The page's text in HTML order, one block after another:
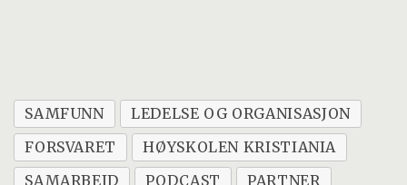
SAMFUNN
LEDELSE OG ORGANISASJON
FORSVARET
HØYSKOLEN KRISTIANIA
SAMARBEID
PODCAST PARTNER